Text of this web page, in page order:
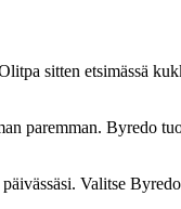
sitten etsimässä
paremman. Byredo
Valitse